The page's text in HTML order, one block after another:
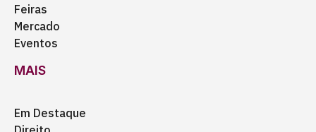
Feiras
Mercado
Eventos
MAIS
Em Destaque